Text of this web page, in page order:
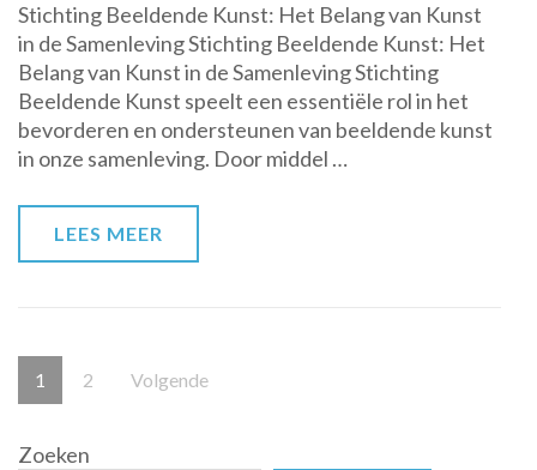
Beeldende
Kunst:
Kunst
als
Inspiratiebron
voor
Stichting Beeldende Kunst: Het Belang van Kunst
in de Samenleving Stichting Beeldende Kunst: Het
Belang van Kunst in de Samenleving Stichting
Beeldende Kunst speelt een essentiële rol in het
bevorderen en ondersteunen van beeldende kunst
in onze samenleving. Door middel …
LEES MEER
Berichten
paginering
Pagina
1 Pagina
2 Volgende
Zoeken